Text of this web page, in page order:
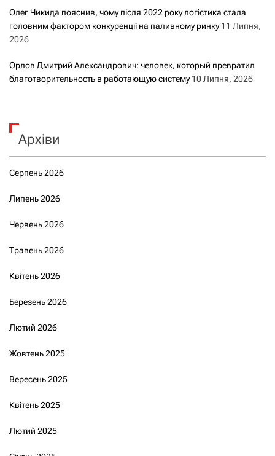
Олег Чикида пояснив, чому після 2022 року логістика стала
головним фактором конкуренції на паливному ринку 11 Липня,
2026
Орлов Дмитрий Александрович: человек, который превратил
благотворительность в работающую систему 10 Липня, 2026
Архіви
Серпень 2026
Липень 2026
Червень 2026
Травень 2026
Квітень 2026
Березень 2026
Лютий 2026
Жовтень 2025
Вересень 2025
Квітень 2025
Лютий 2025